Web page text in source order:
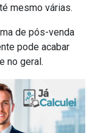
mesmo várias.
de pós-venda
pode acabar
no geral.